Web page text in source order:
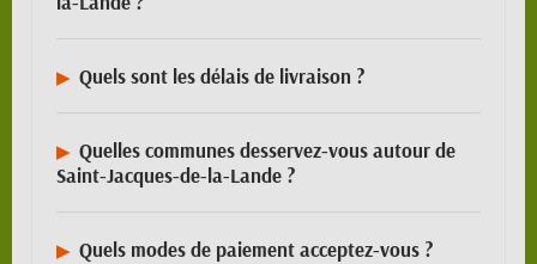
Quels sont les délais de livraison ?
Quelles communes desservez-vous autour de
Saint-Jacques-de-la-Lande ?
Quels modes de paiement acceptez-vous ?